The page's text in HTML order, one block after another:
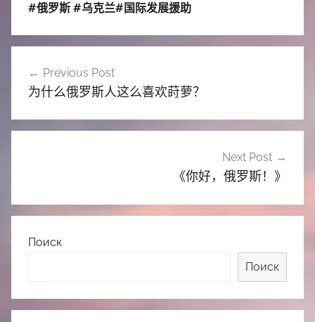
#俄罗斯 #乌克兰#国际发展援助
航
Previous Post
为什么俄罗斯人这么喜欢莳萝？
Next Post
《你好，俄罗斯！》
Поиск
Поиск